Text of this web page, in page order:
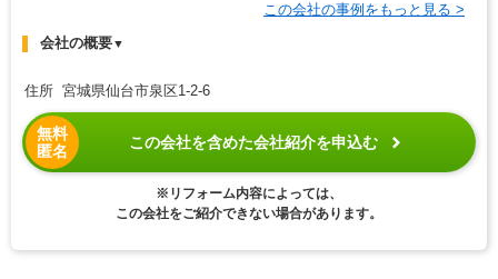
この会社の事例をもっと見る >
会社の概要▼
住所 宮城県仙台市泉区1-2-6
無料
匿名
この会社を含めた会社紹介を申込む
※リフォーム内容によっては、
この会社をご紹介できない場合があります。